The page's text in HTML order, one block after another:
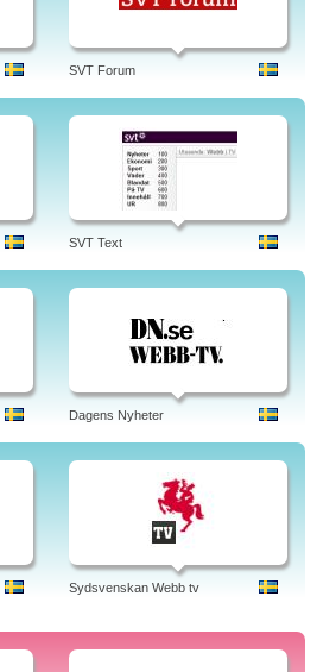
SVT Forum
SVT Text
Dagens Nyheter
Sydsvenskan Webb tv